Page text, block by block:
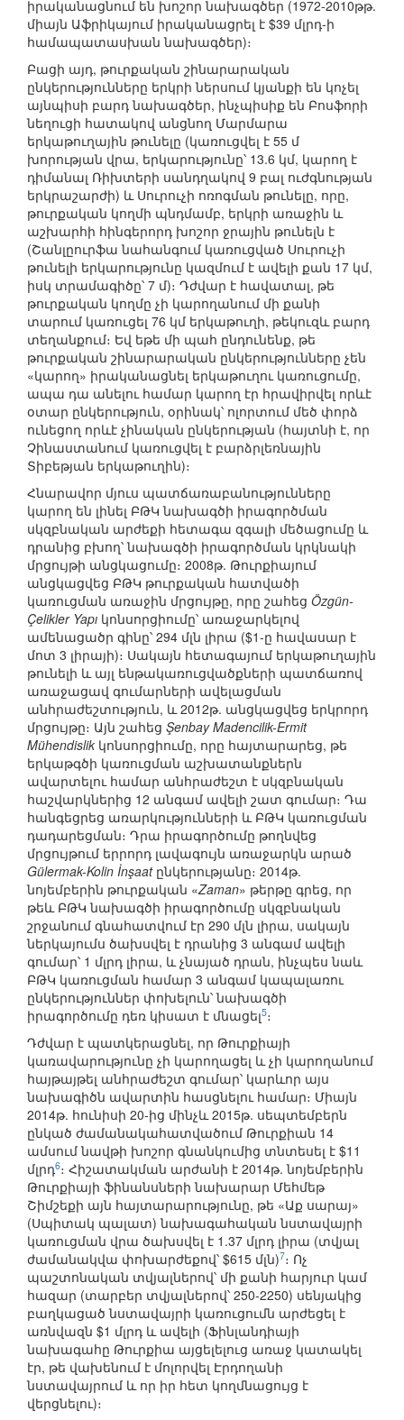
իրականացնում են խոշոր նախագծեր (1972-2010թթ.
միայն Աֆրիկայում իրականացրել է $39 մլրդ-ի
համապատասխան նախագծեր)։
Բացի այդ, թուրքական շինարարական
ընկերությունները երկրի ներսում կյանքի են կոչել
այնպիսի բարդ նախագծեր, ինչպիսիք են Բոսֆորի
նեղուցի հատակով անցնող Մարմարա
երկաթուղային թունելը (կառուցվել է 55 մ
խորության վրա, երկարությունը՝ 13.6 կմ, կարող է
դիմանալ Ռիխտերի սանդղակով 9 բալ ուժգնության
երկրաշարժի) և Սուրուչի ոռոգման թունելը, որը,
թուրքական կողմի պնդմամբ, երկրի առաջին և
աշխարհի հինգերորդ խոշոր ջրային թունելն է
(Շանլըուրֆա նահանգում կառուցված Սուրուչի
թունելի երկարությունը կազմում է ավելի քան 17 կմ,
իսկ տրամագիծը՝ 7 մ)։ Դժվար է հավատալ, թե
թուրքական կողմը չի կարողանում մի քանի
տարում կառուցել 76 կմ երկաթուղի, թեկուզև բարդ
տեղանքում։ Եվ եթե մի պահ ընդունենք, թե
թուրքական շինարարական ընկերությունները չեն
«կարող» իրականացնել երկաթուղու կառուցումը,
ապա դա անելու համար կարող էր հրավիրվել որևէ
օտար ընկերություն, օրինակ՝ ոլորտում մեծ փորձ
ունեցող որևէ չինական ընկերության (հայտնի է, որ
Չինաստանում կառուցվել է բարձրլեռնային
Տիբեթյան երկաթուղին)։
Հնարավոր մյուս պատճառաբանությունները
կարող են լինել ԲԹԿ նախագծի իրագործման
սկզբնական արժեքի հետագա զգալի մեծացումը և
դրանից բխող՝ նախագծի իրագործման կրկնակի
մրցույթի անցկացումը։ 2008թ. Թուրքիայում
անցկացվեց ԲԹԿ թուրքական հատվածի
կառուցման առաջին մրցույթը, որը շահեց Özgün-
Çelikler Yapı կոնսորցիումը՝ առաջարկելով
ամենացածր գինը՝ 294 մլն լիրա ($1-ը հավասար է
մոտ 3 լիրայի)։ Սակայն հետագայում երկաթուղային
թունելի և այլ ենթակառուցվածքների պատճառով
առաջացավ գումարների ավելացման
անհրաժեշտություն, և 2012թ. անցկացվեց երկրորդ
մրցույթը։ Այն շահեց Şenbay Madencilik-Ermit
Mühendislik կոնսորցիումը, որը հայտարարեց, թե
երկաթգծի կառուցման աշխատանքներն
ավարտելու համար անհրաժեշտ է սկզբնական
հաշվարկներից 12 անգամ ավելի շատ գումար։ Դա
հանգեցրեց առարկությունների և ԲԹԿ կառուցման
դադարեցման։ Դրա իրագործումը թողնվեց
մրցույթում երրորդ լավագույն առաջարկն արած
Gülermak-Kolin İnşaatընկերությանը։ 2014թ.
նոյեմբերին թուրքական «Zaman» թերթը գրեց, որ
թեև ԲԹԿ նախագծի իրագործումը սկզբնական
շրջանում գնահատվում էր 290 մլն լիրա, սակայն
ներկայումս ծախսվել է դրանից 3 անգամ ավելի
գումար՝ 1 մլրդ լիրա, և չնայած դրան, ինչպես նաև
ԲԹԿ կառուցման համար 3 անգամ կապալառու
ընկերություններ փոխելուն՝ նախագծի
իրագործումը դեռ կիսատ է մնացել5։
Դժվար է պատկերացնել, որ Թուրքիայի
կառավարությունը չի կարողացել և չի կարողանում
հայթայթել անհրաժեշտ գումար՝ կարևոր այս
նախագիծն ավարտին հասցնելու համար։ Միայն
2014թ. հունիսի 20-ից մինչև 2015թ. սեպտեմբերն
ընկած ժամանակահատվածում Թուրքիան 14
ամսում նավթի խոշոր գնանկումից տնտեսել է $11
մլրդ6։ Հիշատակման արժանի է 2014թ. նոյեմբերին
Թուրքիայի ֆինանսների նախարար Մեհմեթ
Շիմշեքի այն հայտարարությունը, թե «Աք սարայ»
(Սպիտակ պալատ) նախագահական նստավայրի
կառուցման վրա ծախսվել է 1.37 մլրդ լիրա (տվյալ
ժամանակվա փոխարժեքով՝ $615 մլն)7։ Ոչ
պաշտոնական տվյալներով՝ մի քանի հարյուր կամ
հազար (տարբեր տվյալներով՝ 250-2250) սենյակից
բաղկացած նստավայրի կառուցումն արժեցել է
առնվազն $1 մլրդ և ավելի (Ֆինլանդիայի
նախագահը Թուրքիա այցելելուց առաջ կատակել
էր, թե վախենում է մոլորվել Էրդողանի
նստավայրում և որ իր հետ կողմնացույց է
վերցնելու)։